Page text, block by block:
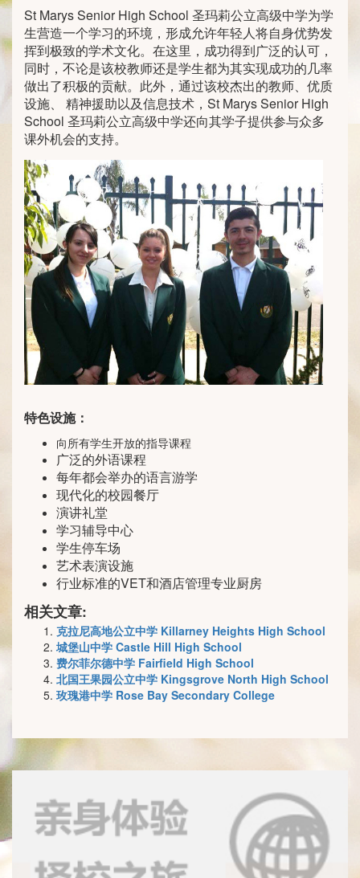
St Marys Senior High School 圣玛莉公立高级中学为学
生营造一个学习的环境，形成允许年轻人将自身优势发
挥到极致的学术文化。在这里，成功得到广泛的认可，
同时，不论是该校教师还是学生都为其实现成功的几率
做出了积极的贡献。此外，通过该校杰出的教师、优质
设施、 精神援助以及信息技术，St Marys Senior High
School 圣玛莉公立高级中学还向其学子提供参与众多
课外机会的支持。
特色设施：
向所有学生开放的指导课程
广泛的外语课程
每年都会举办的语言游学
现代化的校园餐厅
演讲礼堂
学习辅导中心
学生停车场
艺术表演设施
行业标准的VET和酒店管理专业厨房
相关文章:
克拉尼高地公立中学 Killarney Heights High School
城堡山中学 Castle Hill High School
费尔菲尔德中学 Fairfield High School
北国王果园公立中学 Kingsgrove North High School
玫瑰港中学 Rose Bay Secondary College